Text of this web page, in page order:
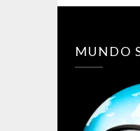
MUNDO